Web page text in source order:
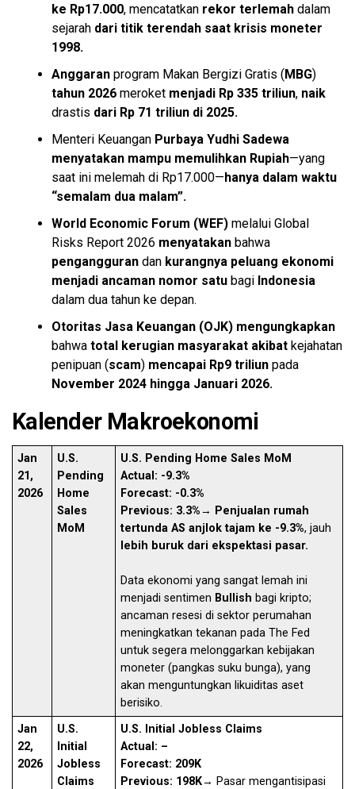
ke Rp17.000, mencatatkan rekor terlemah dalam
sejarah dari titik terendah saat krisis moneter
1998.
Anggaran program Makan Bergizi Gratis (MBG)
tahun 2026 meroket menjadi Rp 335 triliun, naik
drastis dari Rp 71 triliun di 2025.
Menteri Keuangan Purbaya Yudhi Sadewa
menyatakan mampu memulihkan Rupiah—yang
saat ini melemah di Rp17.000—hanya dalam waktu
“semalam dua malam”.
World Economic Forum (WEF) melalui Global
Risks Report 2026 menyatakan bahwa
pengangguran dan kurangnya peluang ekonomi
menjadi ancaman nomor satu bagi Indonesia
dalam dua tahun ke depan.
Otoritas Jasa Keuangan (OJK) mengungkapkan
bahwa total kerugian masyarakat akibat kejahatan
penipuan (scam) mencapai Rp9 triliun pada
November 2024 hingga Januari 2026.
Kalender Makroekonomi
Jan
21,
2026
U.S.
Pending
Home
Sales
MoM
U.S. Pending Home Sales MoM
Actual: -9.3%
Forecast: -0.3%
Previous: 3.3%→ Penjualan rumah
tertunda AS anjlok tajam ke -9.3%, jauh
lebih buruk dari ekspektasi pasar.
Data ekonomi yang sangat lemah ini
menjadi sentimen Bullish bagi kripto;
ancaman resesi di sektor perumahan
meningkatkan tekanan pada The Fed
untuk segera melonggarkan kebijakan
moneter (pangkas suku bunga), yang
akan menguntungkan likuiditas aset
berisiko.
Jan
22,
2026
U.S.
Initial
Jobless
Claims
U.S. Initial Jobless Claims
Actual: –
Forecast: 209K
Previous: 198K→ Pasar mengantisipasi